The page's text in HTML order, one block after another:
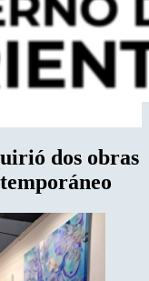
dos obras